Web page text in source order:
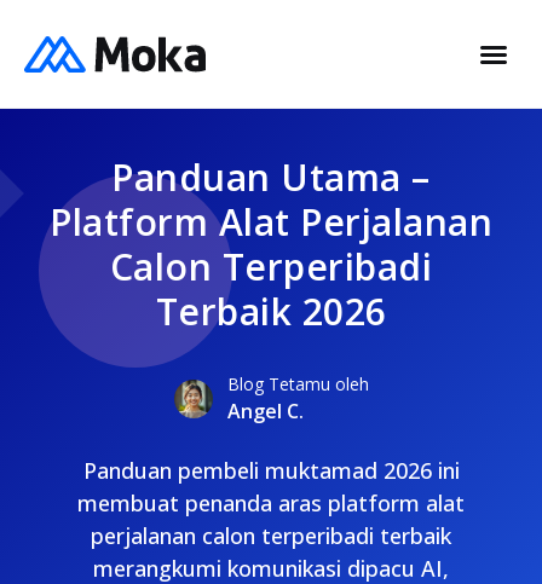
Panduan Utama –
Platform Alat Perjalanan
Calon Terperibadi
Terbaik 2026
Blog Tetamu oleh
Angel C.
Panduan pembeli muktamad 2026 ini
membuat penanda aras platform alat
perjalanan calon terperibadi terbaik
merangkumi komunikasi dipacu AI,